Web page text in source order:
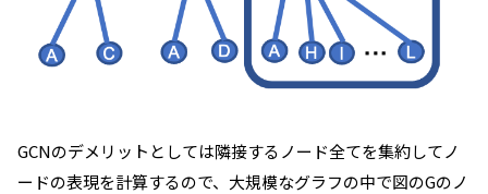
GCNのデメリットとしては隣接するノード全てを集約してノ
ードの表現を計算するので、大規模なグラフの中で図のGのノ